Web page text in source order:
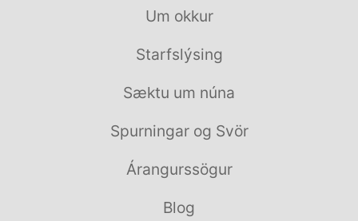
Um okkur
Starfslýsing
Sæktu um núna
Spurningar og Svör
Árangurssögur
Blog